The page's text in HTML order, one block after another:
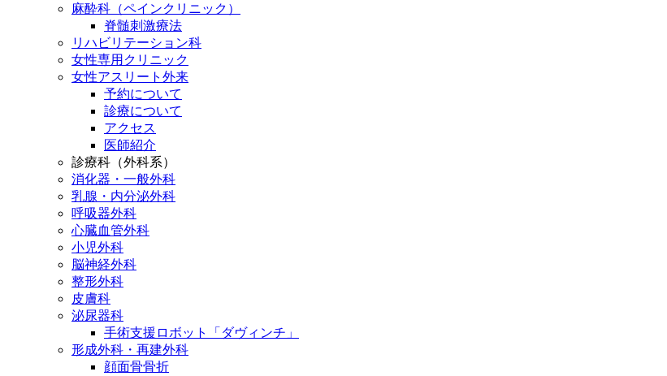
麻酔科（ペインクリニック）
脊髄刺激療法
リハビリテーション科
女性専用クリニック
女性アスリート外来
予約について
診療について
アクセス
医師紹介
診療科（外科系）
消化器・一般外科
乳腺・内分泌外科
呼吸器外科
心臓血管外科
小児外科
脳神経外科
整形外科
皮膚科
泌尿器科
手術支援ロボット「ダヴィンチ」
形成外科・再建外科
顔面骨骨折